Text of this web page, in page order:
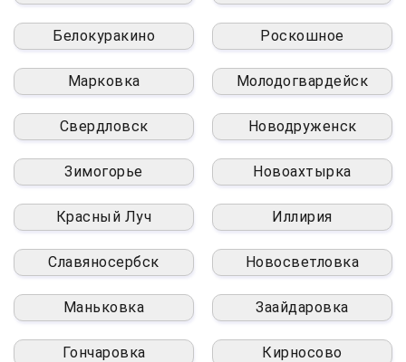
Белокуракино Роскошное
Марковка Молодогвардейск
Свердловск Новодруженск
Зимогорье Новоахтырка
Красный Луч Иллирия
Славяносербск Новосветловка
Маньковка Заайдаровка
Гончаровка Кирносово